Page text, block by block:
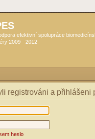
efektivní spolupráce
2009 - 2012
registrováni a přihlášeni
heslo